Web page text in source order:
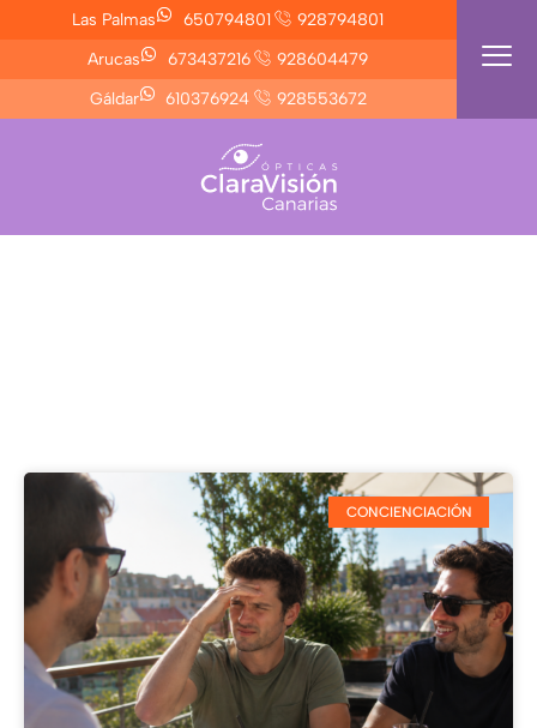
al
contenido
Las Palmas 650794801
928794801
Arucas
673437216
928604479
Gáldar
610376924 928553672
CONCIENCIACIÓN